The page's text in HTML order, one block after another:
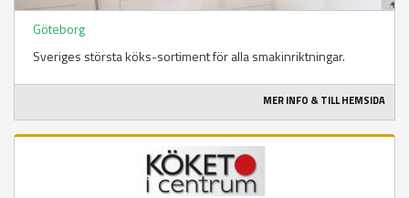
Göteborg
Sveriges största köks-sortiment för alla smakinriktningar.
MER INFO & TILL HEMSIDA